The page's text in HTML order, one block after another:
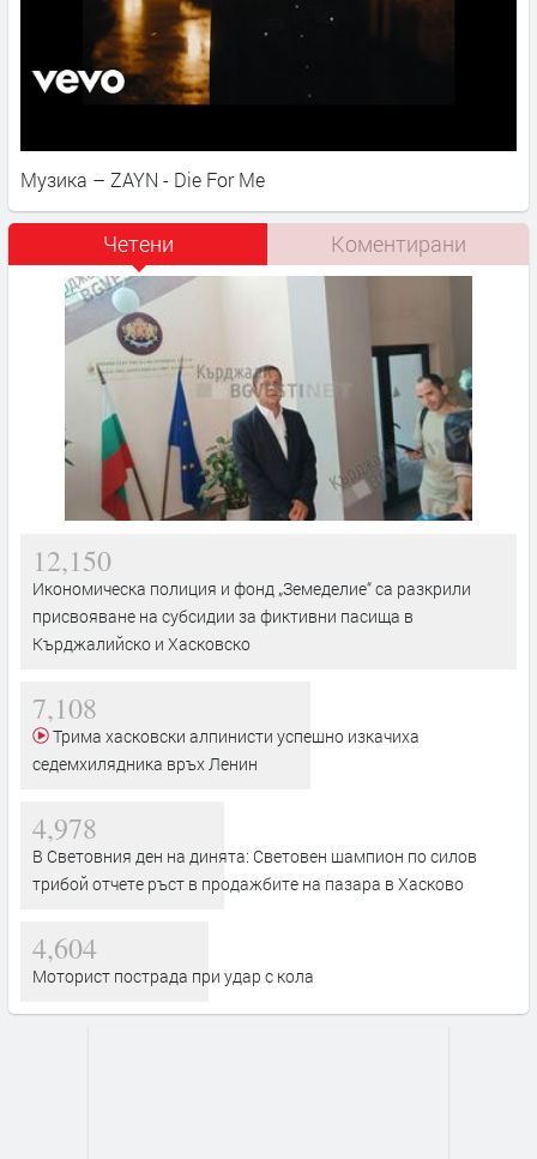
Музика – ZAYN - Die For Me
Четени Коментирани
12,150
Икономическа полиция и фонд „Земеделие“ са разкрили
присвояване на субсидии за фиктивни пасища в
Кърджалийско и Хасковско
7,108
седемхилядника връх Ленин
4,978
В Световния ден на динята: Световен шампион по силов
трибой отчете ръст в продажбите на пазара в Хасково
4,604
Моторист пострада при удар с кола